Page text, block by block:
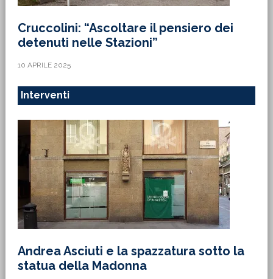
Cruccolini: “Ascoltare il pensiero dei
detenuti nelle Stazioni”
10 APRILE 2025
Interventi
Andrea Asciuti e la spazzatura sotto la
statua della Madonna